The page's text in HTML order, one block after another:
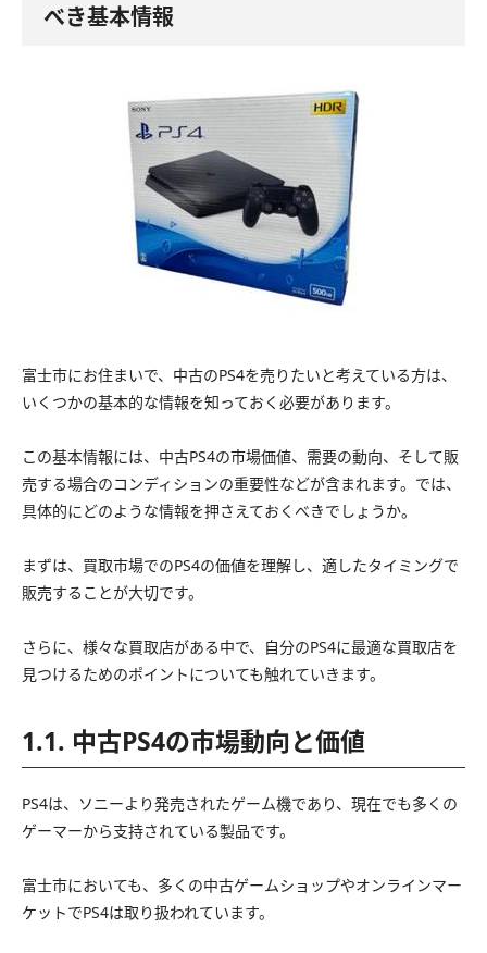
べき基本情報
富士市にお住まいで、中古のPS4を売りたいと考えている方は、
いくつかの基本的な情報を知っておく必要があります。
この基本情報には、中古PS4の市場価値、需要の動向、そして販
売する場合のコンディションの重要性などが含まれます。では、
具体的にどのような情報を押さえておくべきでしょうか。
まずは、買取市場でのPS4の価値を理解し、適したタイミングで
販売することが大切です。
さらに、様々な買取店がある中で、自分のPS4に最適な買取店を
見つけるためのポイントについても触れていきます。
1.1. 中古PS4の市場動向と価値
PS4は、ソニーより発売されたゲーム機であり、現在でも多くの
ゲーマーから支持されている製品です。
富士市においても、多くの中古ゲームショップやオンラインマー
ケットでPS4は取り扱われています。